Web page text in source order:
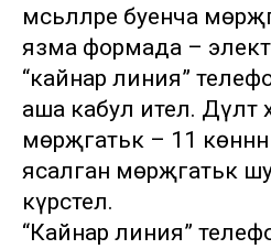
мәсьәләләре буенча
язма формада –
“кайнар линия”
аша кабул ителә. Дәүләт
мөрәҗәгатькә – 11
ясалган мөрәҗәгатькә
күрсәтелә.
“Кайнар линия”